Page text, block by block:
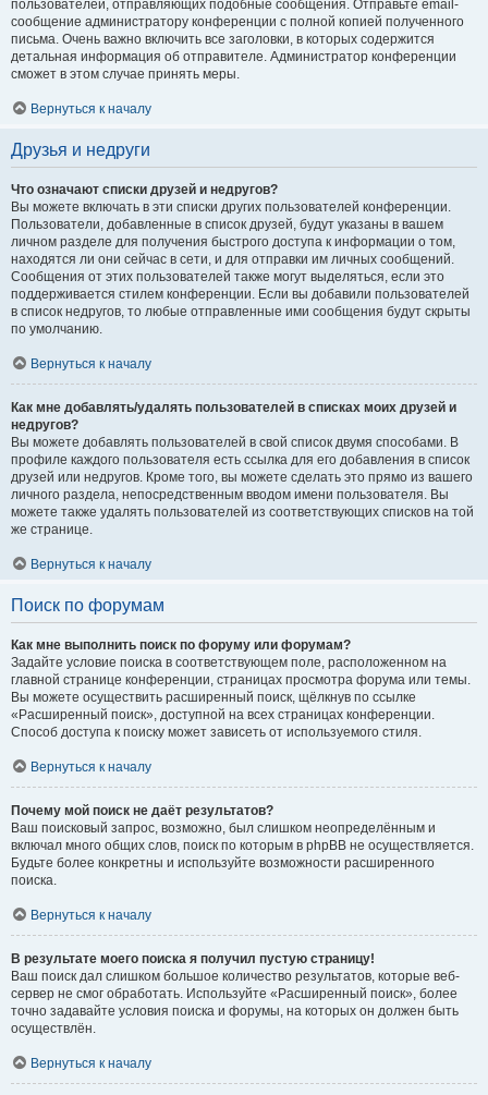
пользователей, отправляющих подобные сообщения. Отправьте email-
сообщение администратору конференции с полной копией полученного
письма. Очень важно включить все заголовки, в которых содержится
детальная информация об отправителе. Администратор конференции
сможет в этом случае принять меры.
Вернуться к началу
Друзья и недруги
Что означают списки друзей и недругов?
Вы можете включать в эти списки других пользователей конференции.
Пользователи, добавленные в список друзей, будут указаны в вашем
личном разделе для получения быстрого доступа к информации о том,
находятся ли они сейчас в сети, и для отправки им личных сообщений.
Сообщения от этих пользователей также могут выделяться, если это
поддерживается стилем конференции. Если вы добавили пользователей
в список недругов, то любые отправленные ими сообщения будут скрыты
по умолчанию.
Вернуться к началу
Как мне добавлять/удалять пользователей в списках моих друзей и
недругов?
Вы можете добавлять пользователей в свой список двумя способами. В
профиле каждого пользователя есть ссылка для его добавления в список
друзей или недругов. Кроме того, вы можете сделать это прямо из вашего
личного раздела, непосредственным вводом имени пользователя. Вы
можете также удалять пользователей из соответствующих списков на той
же странице.
Вернуться к началу
Поиск по форумам
Как мне выполнить поиск по форуму или форумам?
Задайте условие поиска в соответствующем поле, расположенном на
главной странице конференции, страницах просмотра форума или темы.
Вы можете осуществить расширенный поиск, щёлкнув по ссылке
«Расширенный поиск», доступной на всех страницах конференции.
Способ доступа к поиску может зависеть от используемого стиля.
Вернуться к началу
Почему мой поиск не даёт результатов?
Ваш поисковый запрос, возможно, был слишком неопределённым и
включал много общих слов, поиск по которым в phpBB не осуществляется.
Будьте более конкретны и используйте возможности расширенного
поиска.
Вернуться к началу
В результате моего поиска я получил пустую страницу!
Ваш поиск дал слишком большое количество результатов, которые веб-
сервер не смог обработать. Используйте «Расширенный поиск», более
точно задавайте условия поиска и форумы, на которых он должен быть
осуществлён.
Вернуться к началу